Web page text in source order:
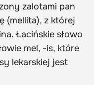
zalotami pan
(mellita), z której
Łacińskie słowo
mel, -is, które
lekarskiej jest